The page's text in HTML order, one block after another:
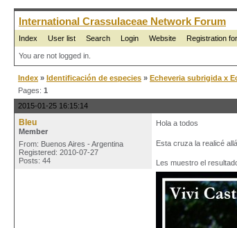
International Crassulaceae Network Forum
Index User list Search Login Website Registration
You are not logged in.
Index » Identificación de especies » Echeveria subrigida x
Pages: 1
2015-01-25 16:15:14
Bleu
Member
From: Buenos Aires - Argentina
Registered: 2010-07-27
Posts: 44
Hola a todos
Esta cruza la realicé
Les muestro el